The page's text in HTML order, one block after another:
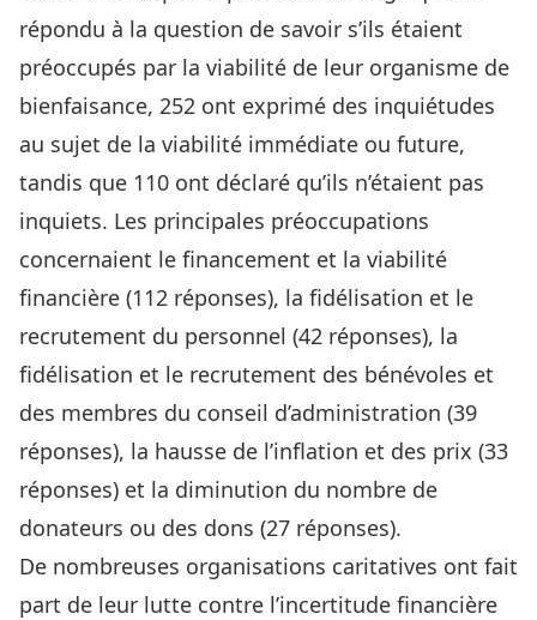
répondu à la question de savoir s’ils étaient
préoccupés par la viabilité de leur organisme de
bienfaisance, 252 ont exprimé des inquiétudes
au sujet de la viabilité immédiate ou future,
tandis que 110 ont déclaré qu’ils n’étaient pas
inquiets. Les principales préoccupations
concernaient le financement et la viabilité
financière (112 réponses), la fidélisation et le
recrutement du personnel (42 réponses), la
fidélisation et le recrutement des bénévoles et
des membres du conseil d’administration (39
réponses), la hausse de l’inflation et des prix (33
réponses) et la diminution du nombre de
donateurs ou des dons (27 réponses).
De nombreuses organisations caritatives ont fait
part de leur lutte contre l’incertitude financière